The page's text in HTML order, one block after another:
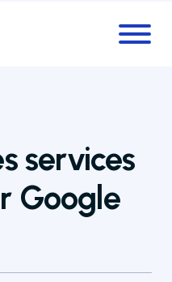
services
Google